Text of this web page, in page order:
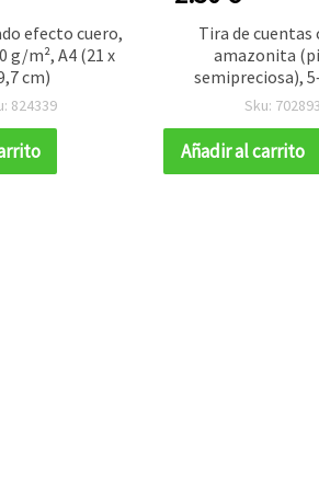
efecto cuero,
g/m², A4 (21 x
cm)
824339
Tira de cuentas
amazonita
semipreciosa),
longitud ~80
Sku: 702893
Añadir al carrito